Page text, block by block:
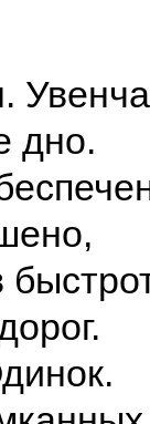
дно.